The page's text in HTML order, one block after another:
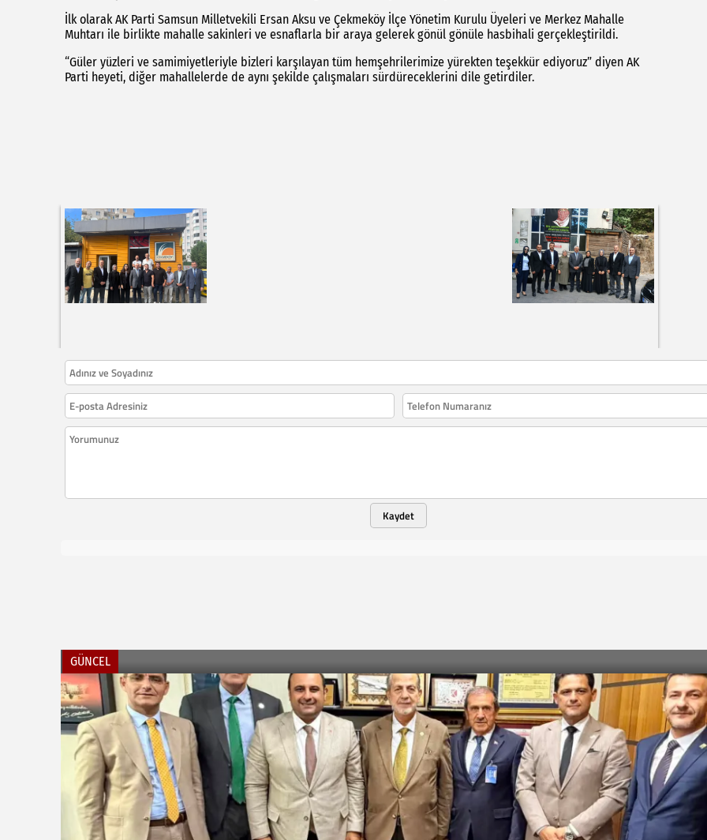
İlk olarak AK Parti Samsun Milletvekili Ersan Aksu ve Çekmeköy İlçe Yönetim Kurulu Üyeleri ve Merkez Mahalle
Muhtarı ile birlikte mahalle sakinleri ve esnaflarla bir araya gelerek gönül gönüle hasbihali gerçekleştirildi.
“Güler yüzleri ve samimiyetleriyle bizleri karşılayan tüm hemşehrilerimize yürekten teşekkür ediyoruz” diyen AK
Parti heyeti, diğer mahallelerde de aynı şekilde çalışmaları sürdüreceklerini dile getirdiler.
Kaydet
GÜNCEL